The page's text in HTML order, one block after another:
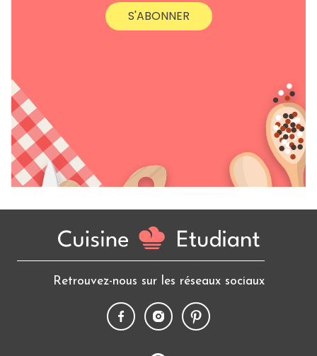
S'ABONNER
Retrouvez-nous sur les réseaux sociaux